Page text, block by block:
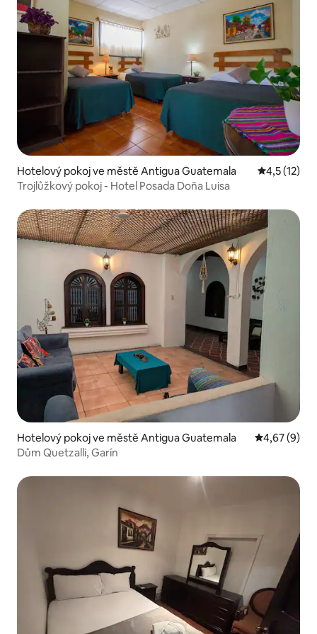
Hotelový pokoj ve městě Antigua Guatemala Průměrné
4,5 (12)
Trojlůžkový pokoj - Hotel Posada Doña Luisa
Hotelový pokoj ve městě Antigua Guatemala Průměrné
4,67 (9)
Dům Quetzalli, Garín